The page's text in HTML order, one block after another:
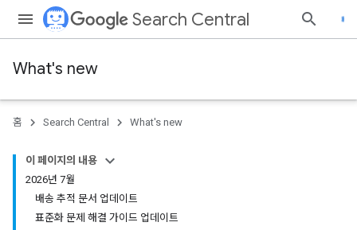
Search Central
What's new
홈 Search Central What's new
이 페이지의 내용
2026년 7월
배송 추적 문서 업데이트
표준화 문제 해결 가이드 업데이트